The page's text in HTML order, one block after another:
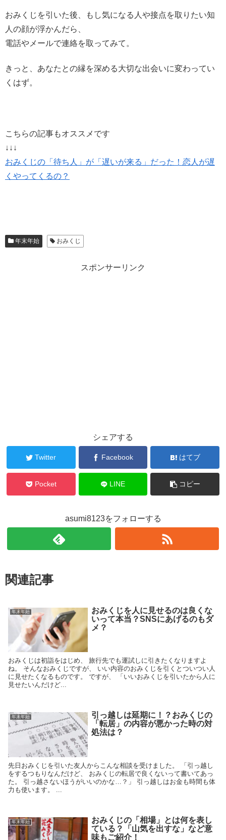
おみくじを引いた後、もし気になる人や接点を取りたい知
人の顔が浮かんだら、
電話やメールで連絡を取ってみて。
きっと、あなたとの縁を深める大切な出会いに変わってい
くはず。
こちらの記事もオススメです
↓↓↓
おみくじの「待ち人」が「遅いが来る」だった！恋人が遅
くやってくるの？
年末年始 おみくじ
スポンサーリンク
シェアする
Twitter Facebook はてブ
Pocket LINE コピー
asumi8123をフォローする
関連記事
年末年始
おみくじを人に見せるのは良くな
いって本当？SNSにあげるのもダ
メ？
おみくじは初詣をはじめ、 旅行先でも運試しに引きたくなりますよ
ね。 そんなおみくじですが、 いい内容のおみくじを引くとついつい人
に見せたくなるものです。 ですが、 「いいおみくじを引いたから人に
見せたいんだけど...
年末年始
引っ越しは延期に！？おみくじの
「転居」の内容が悪かった時の対
処法は？
先日おみくじを引いた友人からこんな相談を受けました。 「引っ越し
をするつもりなんだけど、 おみくじの転居で良くないって書いてあっ
た。 引っ越さないほうがいいのかな…？」 引っ越しはお金も時間も体
力も使います。 ...
年末年始
おみくじの「相場」とは何を表し
ている？「山気を出すな」など意
味もご紹介！